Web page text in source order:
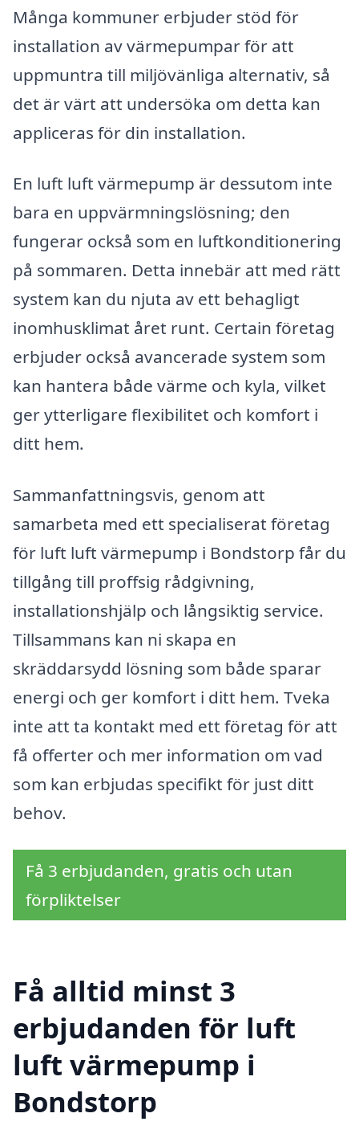
Många kommuner erbjuder stöd för
installation av värmepumpar för att
uppmuntra till miljövänliga alternativ, så
det är värt att undersöka om detta kan
appliceras för din installation.
En luft luft värmepump är dessutom inte
bara en uppvärmningslösning; den
fungerar också som en luftkonditionering
på sommaren. Detta innebär att med rätt
system kan du njuta av ett behagligt
inomhusklimat året runt. Certain företag
erbjuder också avancerade system som
kan hantera både värme och kyla, vilket
ger ytterligare flexibilitet och komfort i
ditt hem.
Sammanfattningsvis, genom att
samarbeta med ett specialiserat företag
för luft luft värmepump i Bondstorp får du
tillgång till proffsig rådgivning,
installationshjälp och långsiktig service.
Tillsammans kan ni skapa en
skräddarsydd lösning som både sparar
energi och ger komfort i ditt hem. Tveka
inte att ta kontakt med ett företag för att
få offerter och mer information om vad
som kan erbjudas specifikt för just ditt
behov.
Få 3 erbjudanden, gratis och utan
förpliktelser
Få alltid minst 3
erbjudanden för luft
luft värmepump i
Bondstorp